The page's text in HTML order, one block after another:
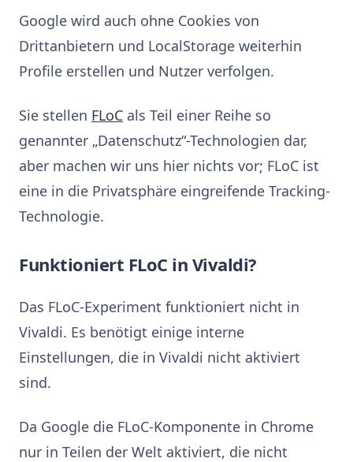
Google wird auch ohne Cookies von
Drittanbietern und LocalStorage weiterhin
Profile erstellen und Nutzer verfolgen.
Sie stellen FLoC als Teil einer Reihe so
genannter „Datenschutz“-Technologien dar,
aber machen wir uns hier nichts vor; FLoC ist
eine in die Privatsphäre eingreifende Tracking-
Technologie.
Funktioniert FLoC in Vivaldi?
Das FLoC-Experiment funktioniert nicht in
Vivaldi. Es benötigt einige interne
Einstellungen, die in Vivaldi nicht aktiviert
sind.
Da Google die FLoC-Komponente in Chrome
nur in Teilen der Welt aktiviert, die nicht